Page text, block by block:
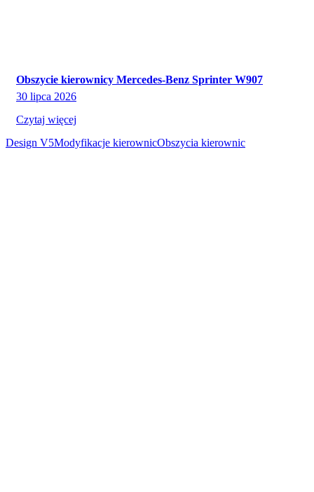
Obszycie kierownicy Mercedes-Benz Sprinter W907
30 lipca 2026
Czytaj więcej
Design V5Modyfikacje kierownicObszycia kierownic